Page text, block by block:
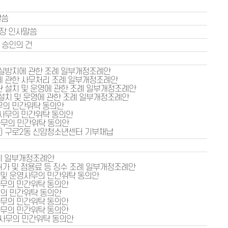
인사말씀
인의 건
방지에 관한 조례 일부개정조례안
관한 사무처리 조례 일부개정조례안
설치 및 운영에 관한 조례 일부개정조례안
치 및 운영에 관한 조례 일부개정조례안
민간위탁 동의안
무의 민간위탁 동의안
의 민간위탁 동의안
로2동 신암청소년센터 기부채납
일부개정조례안
및 점용료 등 징수 조례 일부개정조례안
운영사무의 민간위탁 동의안
의 민간위탁 동의안
민간위탁 동의안
의 민간위탁 동의안
의 민간위탁 동의안
무의 민간위탁 동의안